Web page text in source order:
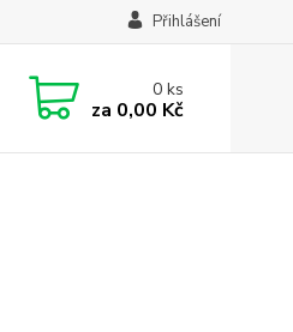
Přihlášení
0ks
za 0,00 Kč